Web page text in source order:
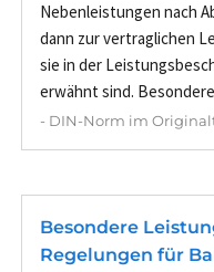
Nebenleistungen nach
dann zur vertraglichen
sie in der
erwähnt sind. Besondere
- DIN-Norm im
Besondere
Regelungen für